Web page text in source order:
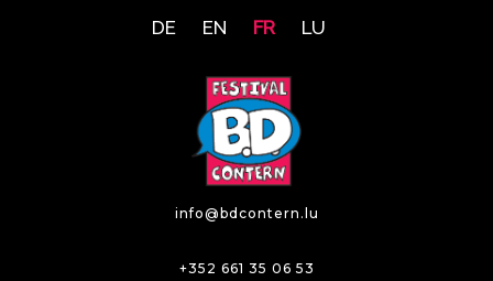
DE EN FR LU
info@bdcontern.lu
+352 661 35 06 53